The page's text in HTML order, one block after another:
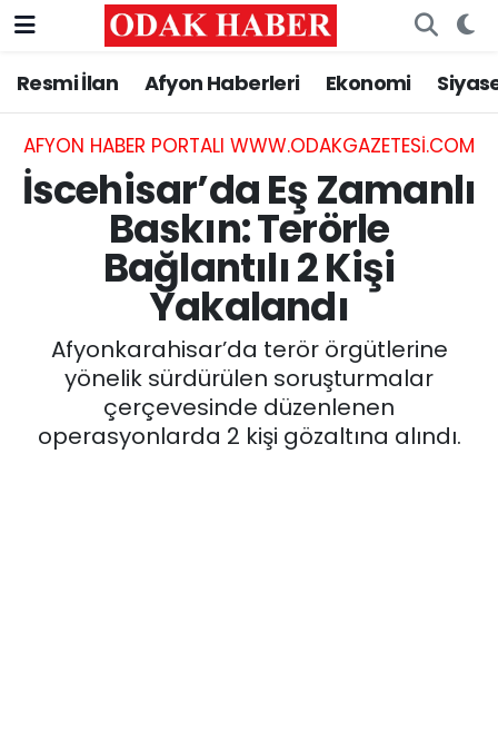
Resmi İlan Afyon Haberleri Ekonomi
AFYON HABER PORTALI WWW.ODAKGAZETESI.COM
İscehisar’da Eş Zamanlı
Baskın: Terörle
Bağlantılı 2 Kişi
Yakalandı
Afyonkarahisar’da terör örgütlerine
yönelik sürdürülen soruşturmalar
çerçevesinde düzenlenen
operasyonlarda 2 kişi gözaltına alındı.
AFYONKARAHİSAR HABERLERİ
Resmi İlan
ASAYİŞ
GÜNCEL
EĞİTİM
MAGAZİN
Nöbetçi Eczaneler
Hava Durumu
Trafik Durumu
Süper Lig Puan Durumu ve Fikstür
Tüm Manşetler
Son Dakika Haberleri
Haber Arşivi